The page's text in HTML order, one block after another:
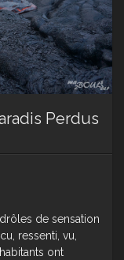
Perdus
de sensation
ressenti, vu,
ont